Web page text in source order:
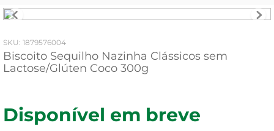
: 1879576004
Biscoito Sequilho Nazinha Clássicos sem
Lactose/Glúten Coco 300g
Disponível em breve